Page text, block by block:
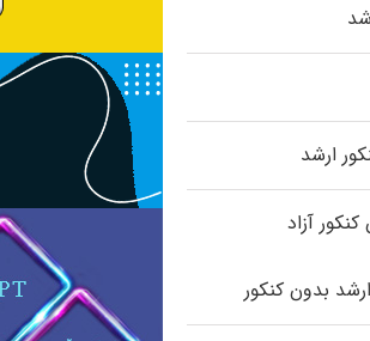
ارشد
آزاد
بدون کنکور